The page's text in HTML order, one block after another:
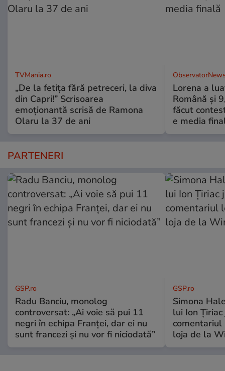
TVMania.ro
„De la fetița fără petreceri, la diva
din Capri!” Scrisoarea
emoționantă scrisă de Ramona
Olaru la 37 de ani
Lorena a
Română şi
făcut
e media
PARTENERI
GSP.ro
Radu Banciu, monolog
controversat: „Ai voie să pui 11
negri în echipa Franței, dar ei nu
sunt francezi și nu vor fi niciodată”
GSP.ro
Simona
lui Ion
loja de la